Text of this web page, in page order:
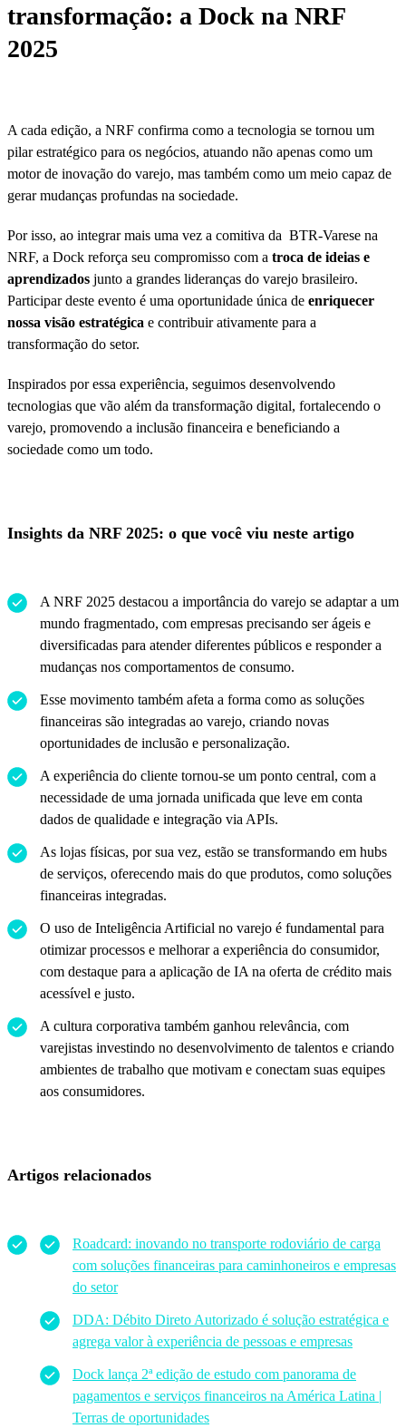
transformação: a Dock na NRF
2025
A cada edição, a NRF confirma como a tecnologia se tornou um
pilar estratégico para os negócios, atuando não apenas como um
motor de inovação do varejo, mas também como um meio capaz de
gerar mudanças profundas na sociedade.
Por isso, ao integrar mais uma vez a comitiva da BTR-Varese na
NRF, a Dock reforça seu compromisso com a troca de ideias e
aprendizados junto a grandes lideranças do varejo brasileiro.
Participar deste evento é uma oportunidade única de enriquecer
nossa visão estratégica e contribuir ativamente para a
transformação do setor.
Inspirados por essa experiência, seguimos desenvolvendo
tecnologias que vão além da transformação digital, fortalecendo o
varejo, promovendo a inclusão financeira e beneficiando a
sociedade como um todo.
Insights da NRF 2025: o que você viu neste artigo
A NRF 2025 destacou a importância do varejo se adaptar a um
mundo fragmentado, com empresas precisando ser ágeis e
diversificadas para atender diferentes públicos e responder a
mudanças nos comportamentos de consumo.
Esse movimento também afeta a forma como as soluções
financeiras são integradas ao varejo, criando novas
oportunidades de inclusão e personalização.
A experiência do cliente tornou-se um ponto central, com a
necessidade de uma jornada unificada que leve em conta
dados de qualidade e integração via APIs.
As lojas físicas, por sua vez, estão se transformando em hubs
de serviços, oferecendo mais do que produtos, como soluções
financeiras integradas.
O uso de Inteligência Artificial no varejo é fundamental para
otimizar processos e melhorar a experiência do consumidor,
com destaque para a aplicação de IA na oferta de crédito mais
acessível e justo.
A cultura corporativa também ganhou relevância, com
varejistas investindo no desenvolvimento de talentos e criando
ambientes de trabalho que motivam e conectam suas equipes
aos consumidores.
Artigos relacionados
Roadcard: inovando no transporte rodoviário de carga
com soluções financeiras para caminhoneiros e empresas
do setor
DDA: Débito Direto Autorizado é solução estratégica e
agrega valor à experiência de pessoas e empresas
Dock lança 2ª edição de estudo com panorama de
pagamentos e serviços financeiros na América Latina |
Terras de oportunidades